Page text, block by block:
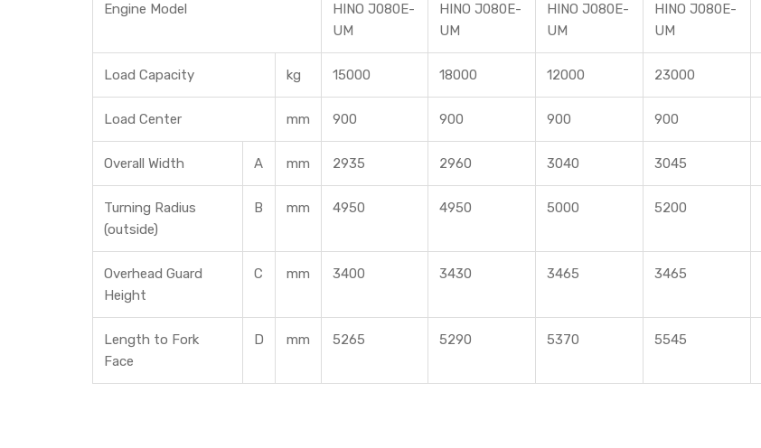
Engine Model
HINO J080E-
UM
HINO J080E-
UM
HINO J080E-
UM
HINO J080E-
UM
Load Capacity kg 15000 18000 12000 23000
Load Center mm 900 900 900 900
Overall Width A mm 2935 2960 3040 3045
Turning Radius
(outside)
B mm 4950 4950 5000 5200
Overhead Guard
Height
C mm 3400 3430 3465 3465
Length to Fork
Face
D mm 5265 5290 5370 5545